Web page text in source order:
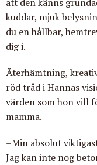
kuddar, mjuk
du en hållbar,
dig i.
Återhämtning,
röd tråd i Hannas
värden som hon vill
mamma.
–Min absolut
Jag kan inte nog